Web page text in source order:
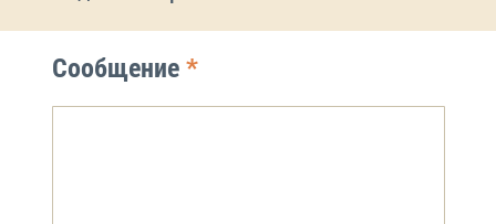
Сообщение *